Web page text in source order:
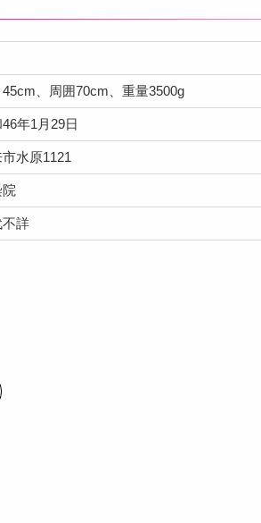
、周囲70cm、重量3500g
46年1月29日
水原1121
不詳